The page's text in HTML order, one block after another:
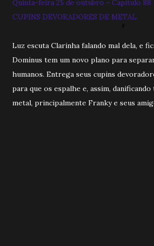
Quinta-feira 25 de outubro - Capitulo 88
CUPINS DEVORADORES DE METAL
Luz escuta Clarinha falando mal dela, e
Dominus tem um novo plano para
humanos. Entrega seus cupins
para que os espalhe e, assim, danificando
metal, principalmente Franky e seus